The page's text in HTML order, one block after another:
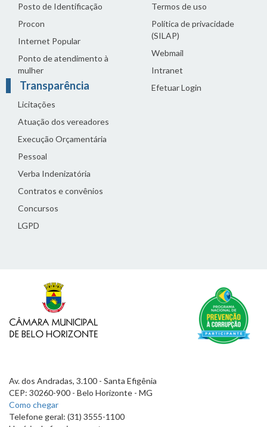
Posto de Identificação
Procon
Internet Popular
Ponto de atendimento à
mulher
Transparência
Licitações
Atuação dos vereadores
Execução Orçamentária
Pessoal
Verba Indenizatória
Contratos e convênios
Concursos
LGPD
Termos de uso
Política de privacidade
(SILAP)
Webmail
Intranet
Efetuar Login
Av. dos Andradas, 3.100 - Santa Efigênia
CEP: 30260-900 - Belo Horizonte - MG
Como chegar
Telefone geral: (31) 3555-1100